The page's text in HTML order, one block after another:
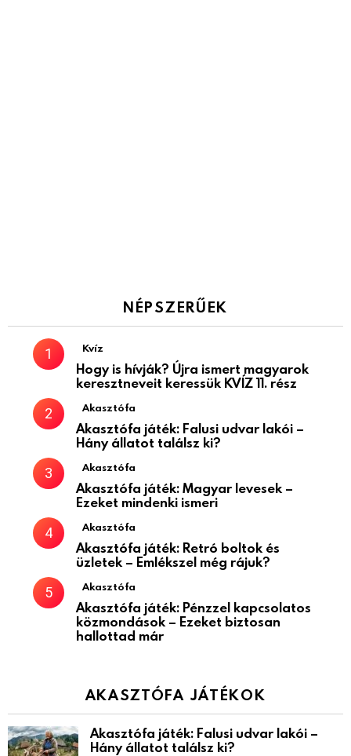
NÉPSZERŰEK
Kvíz
Hogy is hívják? Újra ismert magyarok
keresztneveit keressük KVÍZ 11. rész
Akasztófa
Akasztófa játék: Falusi udvar lakói –
Hány állatot találsz ki?
Akasztófa
Akasztófa játék: Magyar levesek –
Ezeket mindenki ismeri
Akasztófa
Akasztófa játék: Retró boltok és
üzletek – Emlékszel még rájuk?
Akasztófa
Akasztófa játék: Pénzzel kapcsolatos
közmondások – Ezeket biztosan
hallottad már
AKASZTÓFA JÁTÉKOK
Akasztófa játék: Falusi udvar lakói –
Hány állatot találsz ki?